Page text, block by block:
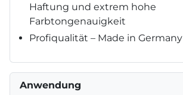
Haftung und extrem hohe
Farbtongenauigkeit
Profiqualität – Made in Germany
Anwendung